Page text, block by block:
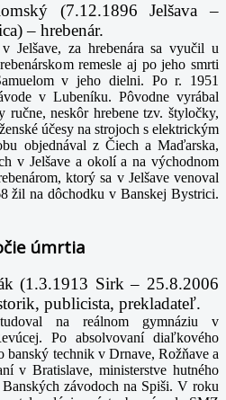
(7.12.1896 Jelšava –
– hrebenár.
Jelšave, za hrebenára sa vyučil u
remesle aj po jeho smrti
v jeho dielni. Po r. 1951
v Lubeníku. Pôvodne vyrábal
ručne, neskôr hrebene tzv. štyločky,
účesy na strojoch s elektrickým
objednával z Čiech a Maďarska,
v Jelšave a okolí a na východnom
ktorý sa v Jelšave venoval
žil na dôchodku v Banskej Bystrici.
úmrtia
(1.3.1913 Sirk – 25.8.2006
publicista, prekladateľ.
na reálnom gymnáziu v
Po absolvovaní diaľkového
banský technik v Drnave, Rožňave a
v Bratislave, ministerstve hutného
závodoch na Spiši. V roku